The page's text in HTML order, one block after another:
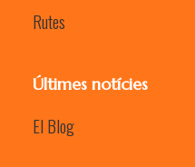
Rutes
Últimes notícies
El Blog